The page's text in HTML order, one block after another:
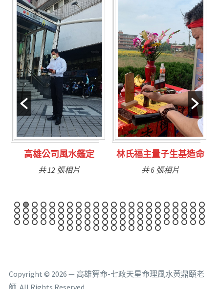
林氏福主量子生基造命
共 6 張相片
台南永康風水鑑定
共 9 張相片
Copyright © 2026 — 高雄算命-七政天星命理風水黃鼎頤老